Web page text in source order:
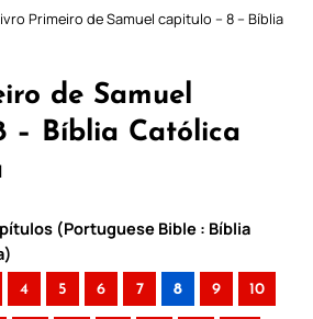
Primeiro de Samuel capitulo – 8 – Bíblia
de Samuel
– Bíblia Católica
(Portuguese Bible : Bíblia
4 5 6 7 8 9 10